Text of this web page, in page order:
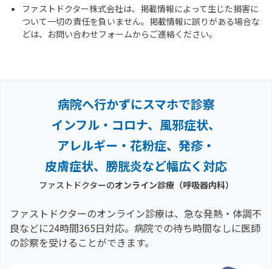
ファストドクター株式会社は、掲載情報によって生じた損害に
ついて一切の責任を負いません。掲載情報に誤りがある場合な
どは、お問い合わせフォームからご連絡ください。
病院へ行かずにスマホで診察
インフル・コロナ、風邪症状、
アレルギー・花粉症、 発疹・
皮膚症状、膀胱炎など幅広く対応
ファストドクターのオンライン診療（呼吸器内科）
ファストドクターのオンライン診療は、急な発熱・体調不
良などに24時間365日対応。 病院での待ち時間なしに医師
の診察を受けることができます。